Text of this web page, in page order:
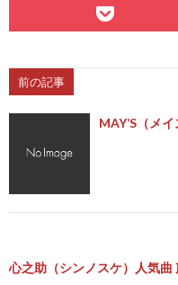
前の記事
MAY’S（メ
心之助（シンノスケ）人気曲